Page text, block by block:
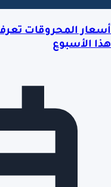
أسعار المحروقات
هذا الأسبوع